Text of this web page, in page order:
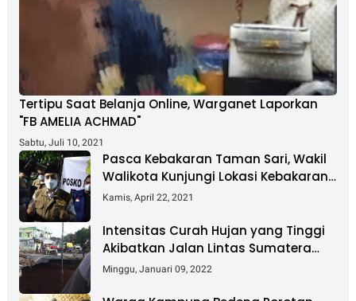
Tertipu Saat Belanja Online, Warganet Laporkan
"FB AMELIA ACHMAD"
Sabtu, Juli 10, 2021
Pasca Kebakaran Taman Sari, Wakil
Walikota Kunjungi Lokasi Kebakaran
Dan Salurkan Bantuan
Kamis, April 22, 2021
Intensitas Curah Hujan yang Tinggi
Akibatkan Jalan Lintas Sumatera
Nyaris Putus
Minggu, Januari 09, 2022